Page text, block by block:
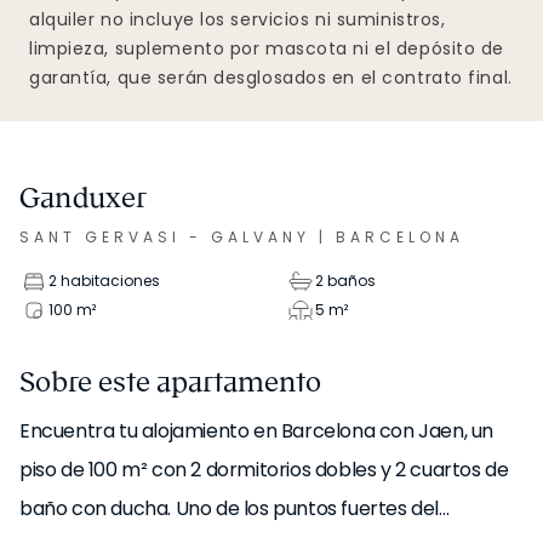
Ganduxer
SANT GERVASI - GALVANY | BARCELONA
2 habitaciones
2 baños
100 m² 5 m²
Sobre este apartamento
Encuentra tu alojamiento en Barcelona con Jaen, un
piso de 100 m² con 2 dormitorios dobles y 2 cuartos de
baño con ducha. Uno de los puntos fuertes del
alquiler no incluye los servicios ni suministros,
limpieza, suplemento por mascota ni el depósito de
garantía, que serán desglosados en el contrato final.